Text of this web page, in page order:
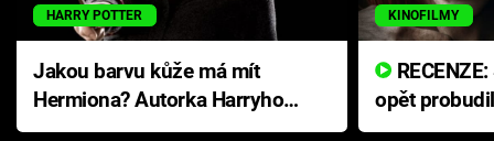
HARRY POTTER
Jakou barvu kůže má mít
Hermiona? Autorka Harryho
Pottera přišla s ráznou
KINOFILMY
opět
přichází s